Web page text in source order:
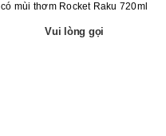
có mùi thơm Rocket Raku 720ml
Vui lòng gọi